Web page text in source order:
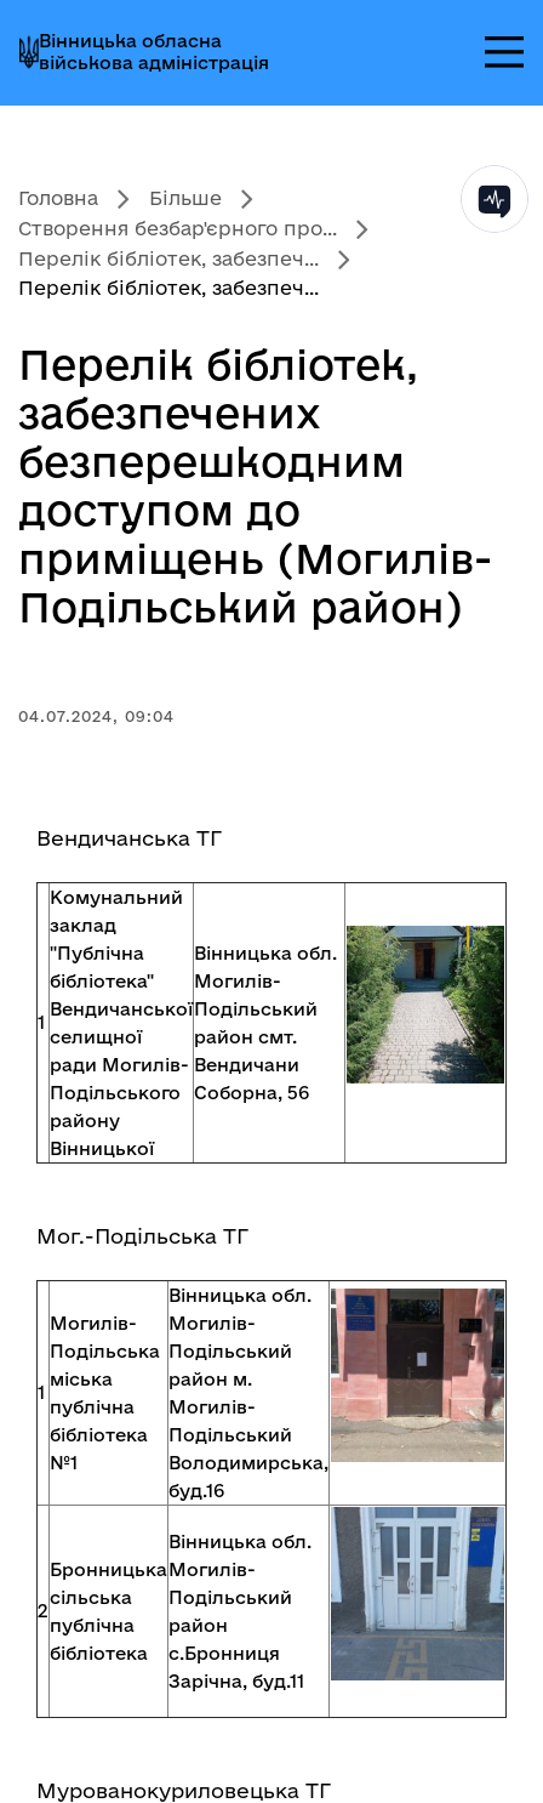
до
головного
меню
до
головного
вмісту
до
головного
колонтитула
Вінницька обласна
військова адміністрація
Головна
Більше
Створення безбар'єрного про...
Перелік бібліотек, забезпеч...
Перелік бібліотек, забезпеч...
Перелік бібліотек,
забезпечених
безперешкодним
доступом до
приміщень (Могилів-
Подільський район)
04.07.2024, 09:04
Вендичанська ТГ
1
Комунальний
заклад
"Публічна
бібліотека"
Вендичанської
селищної
ради Могилів-
Подільського
району
Вінницької
Вінницька обл.
Могилів-
Подільський
район смт.
Вендичани
Соборна, 56
Мог.-Подільська ТГ
1
Могилів-
Подільська
міська
публічна
бібліотека
№1
Вінницька обл.
Могилів-
Подільський
район м.
Могилів-
Подільський
Володимирська,
буд.16
2
Бронницька
сільська
публічна
бібліотека
Вінницька обл.
Могилів-
Подільський
район
с.Бронниця
Зарічна, буд.11
Мурованокуриловецька ТГ